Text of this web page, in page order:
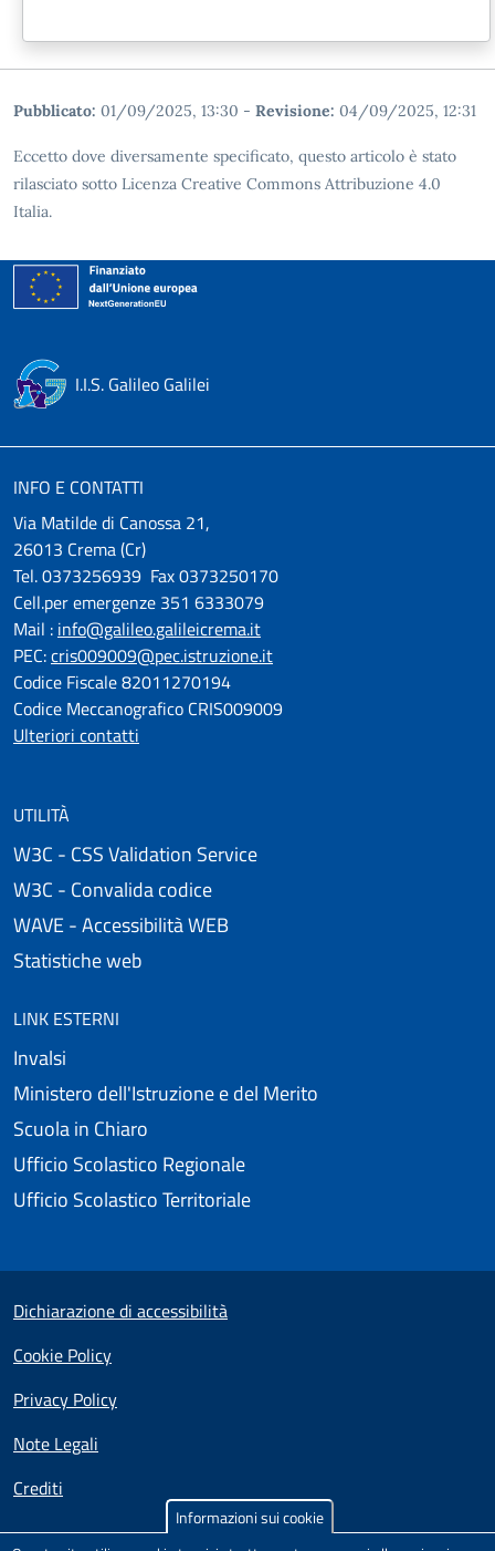
Informazioni sui cookie
Pubblicato: 01/09/2025, 13:30 - Revisione: 04/09/2025, 12:31
Eccetto dove diversamente specificato, questo articolo è stato
rilasciato sotto Licenza Creative Commons Attribuzione 4.0
Italia.
I.I.S. Galileo Galilei
INFO E CONTATTI
Via Matilde di Canossa 21,
26013 Crema (Cr)
Tel. 0373256939 Fax 0373250170
Cell.per emergenze 351 6333079
Mail : info@galileo.galileicrema.it
PEC:cris009009@pec.istruzione.it
Codice Fiscale 82011270194
Codice Meccanografico CRIS009009
Ulteriori contatti
UTILITÀ
W3C - CSS Validation Service
W3C - Convalida codice
WAVE - Accessibilità WEB
Statistiche web
LINK ESTERNI
Invalsi
Ministero dell'Istruzione e del Merito
Scuola in Chiaro
Ufficio Scolastico Regionale
Ufficio Scolastico Territoriale
Small prints
Useful links section
Dichiarazione di accessibilità
Cookie Policy
Privacy Policy
Note Legali
Crediti
Sito realizzato e distribuito da Porte Aperte sul Web,